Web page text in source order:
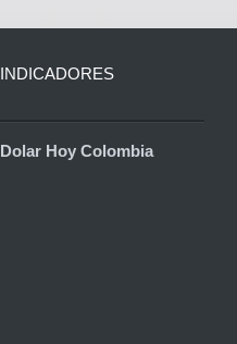
INDICADORES
Dolar Hoy Colombia